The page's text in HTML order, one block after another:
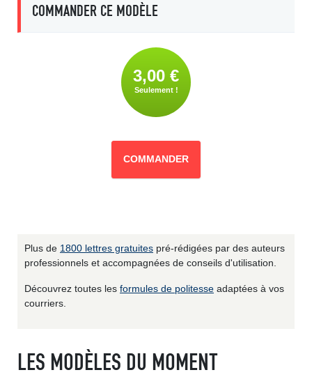
COMMANDER CE MODÈLE
3,00 €
Seulement !
COMMANDER
Plus de 1800 lettres gratuites pré-rédigées par des auteurs
professionnels et accompagnées de conseils d'utilisation.
Découvrez toutes les formules de politesse adaptées à vos
courriers.
LES MODÈLES DU MOMENT